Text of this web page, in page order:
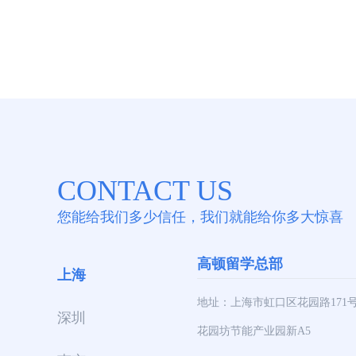
CONTACT US
您能给我们多少信任，我们就能给你多大惊喜
上海
深圳
高顿留学总部
地址：上海市虹口区花园路171
花园坊节能产业园新A5